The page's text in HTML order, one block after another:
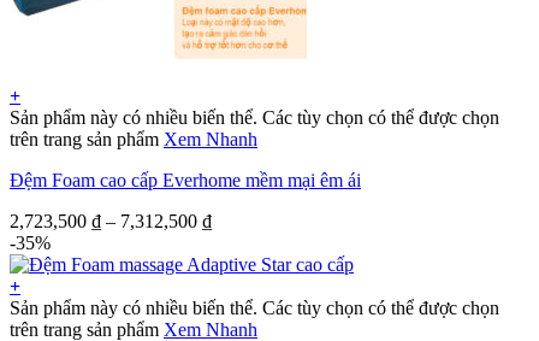
+
Sản phẩm này có nhiều biến thể. Các tùy chọn có thể được chọn
trên trang sản phẩm Xem Nhanh
Đệm Foam cao cấp Everhome mềm mại êm ái
2,723,500 ₫ – 7,312,500 ₫
-35%
+
Sản phẩm này có nhiều biến thể. Các tùy chọn có thể được chọn
trên trang sản phẩm Xem Nhanh